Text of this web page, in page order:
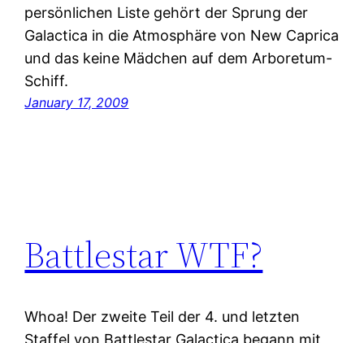
persönlichen Liste gehört der Sprung der
Galactica in die Atmosphäre von New Caprica
und das keine Mädchen auf dem Arboretum-
Schiff.
January 17, 2009
Battlestar WTF?
Whoa! Der zweite Teil der 4. und letzten
Staffel von Battlestar Galactica begann mit